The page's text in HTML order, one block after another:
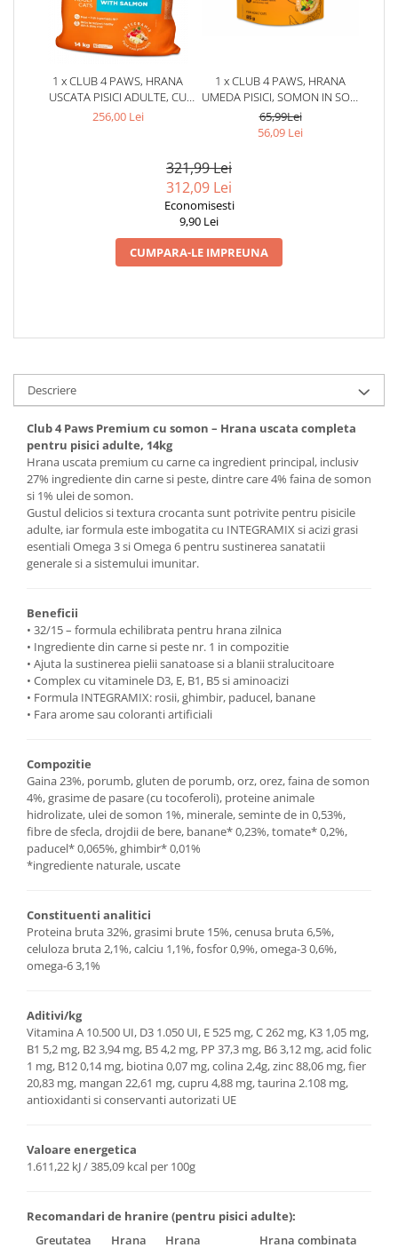
1 x CLUB 4 PAWS, HRANA
USCATA PISICI ADULTE, CU
SOMON, 14KG
256,00 Lei
1 x CLUB 4 PAWS, HRANA
UMEDA PISICI, SOMON IN SOS,
24X85G
65,99Lei
56,09 Lei
321,99 Lei
312,09 Lei
Economisesti
9,90 Lei
CUMPARA-LE IMPREUNA
Descriere
Club 4 Paws Premium cu somon – Hrana uscata completa
pentru pisici adulte, 14kg
Hrana uscata premium cu carne ca ingredient principal, inclusiv
27% ingrediente din carne si peste, dintre care 4% faina de somon
si 1% ulei de somon.
Gustul delicios si textura crocanta sunt potrivite pentru pisicile
adulte, iar formula este imbogatita cu INTEGRAMIX si acizi grasi
esentiali Omega 3 si Omega 6 pentru sustinerea sanatatii
generale si a sistemului imunitar.
Beneficii
• 32/15 – formula echilibrata pentru hrana zilnica
• Ingrediente din carne si peste nr. 1 in compozitie
• Ajuta la sustinerea pielii sanatoase si a blanii stralucitoare
• Complex cu vitaminele D3, E, B1, B5 si aminoacizi
• Formula INTEGRAMIX: rosii, ghimbir, paducel, banane
• Fara arome sau coloranti artificiali
Compozitie
Gaina 23%, porumb, gluten de porumb, orz, orez, faina de somon
4%, grasime de pasare (cu tocoferoli), proteine animale
hidrolizate, ulei de somon 1%, minerale, seminte de in 0,53%,
fibre de sfecla, drojdii de bere, banane* 0,23%, tomate* 0,2%,
paducel* 0,065%, ghimbir* 0,01%
*ingrediente naturale, uscate
Constituenti analitici
Proteina bruta 32%, grasimi brute 15%, cenusa bruta 6,5%,
celuloza bruta 2,1%, calciu 1,1%, fosfor 0,9%, omega-3 0,6%,
omega-6 3,1%
Aditivi/kg
Vitamina A 10.500 UI, D3 1.050 UI, E 525 mg, C 262 mg, K3 1,05 mg,
B1 5,2 mg, B2 3,94 mg, B5 4,2 mg, PP 37,3 mg, B6 3,12 mg, acid folic
1 mg, B12 0,14 mg, biotina 0,07 mg, colina 2,4g, zinc 88,06 mg, fier
20,83 mg, mangan 22,61 mg, cupru 4,88 mg, taurina 2.108 mg,
antioxidanti si conservanti autorizati UE
Valoare energetica
1.611,22 kJ / 385,09 kcal per 100g
Recomandari de hranire (pentru pisici adulte):
Greutatea
Hrana Hrana Hrana combinata